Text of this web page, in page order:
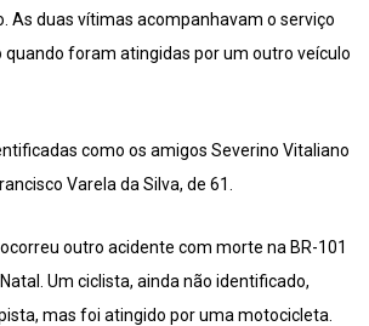
As duas vítimas acompanhavam o serviço
quando foram atingidas por um outro veículo
como os amigos Severino Vitaliano
Varela da Silva, de 61.
outro acidente com morte na BR-101
Um ciclista, ainda não identificado,
mas foi atingido por uma motocicleta.